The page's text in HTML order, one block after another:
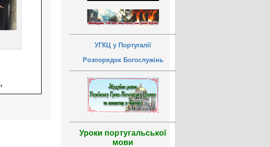
УГКЦ у Португалії
Розпорядок Богослужінь
Уроки португальської
мови